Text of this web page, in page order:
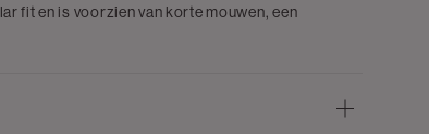
fit en is voorzien van korte mouwen, een